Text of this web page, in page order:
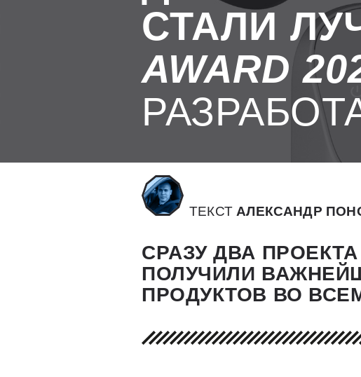
СТАЛИ
AWARD
ТЕКСТ АЛЕКСАНДР
СРАЗУ ДВА
ПОЛУЧИЛИ
ПРОДУКТОВ ВО